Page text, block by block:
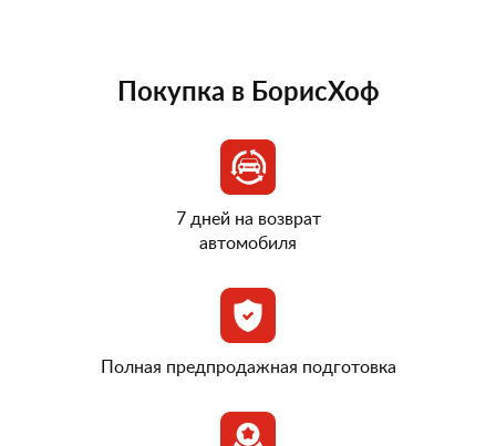
Покупка в БорисХоф
7 дней на возврат
автомобиля
Полная предпродажная подготовка